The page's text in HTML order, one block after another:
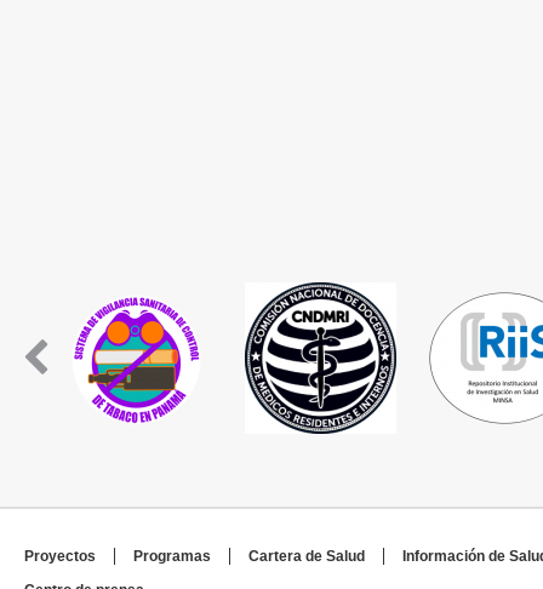
Proyectos Programas Cartera de Salud
Información de